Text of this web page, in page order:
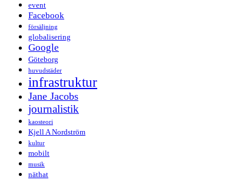
event
Facebook
försäljning
globalisering
Google
Göteborg
huvudstäder
infrastruktur
Jane Jacobs
journalistik
kaosteori
Kjell A Nordström
kultur
mobilt
musik
näthat